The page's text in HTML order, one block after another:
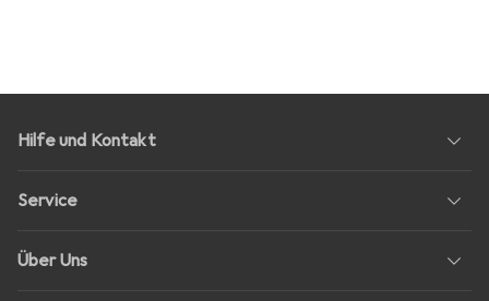
Hilfe und Kontakt
Service
Über Uns